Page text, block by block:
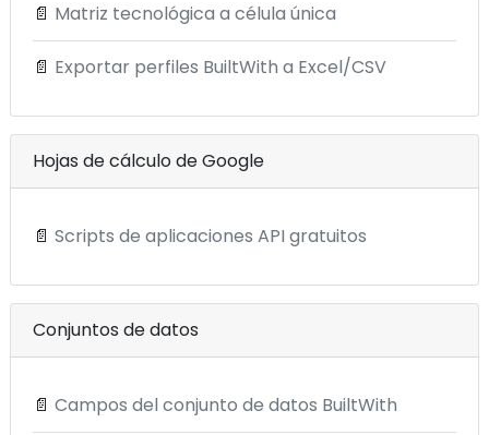
📄 Matriz tecnológica a célula única
📄 Exportar perfiles BuiltWith a Excel/CSV
Hojas de cálculo de Google
📄 Scripts de aplicaciones API gratuitos
Conjuntos de datos
📄 Campos del conjunto de datos BuiltWith